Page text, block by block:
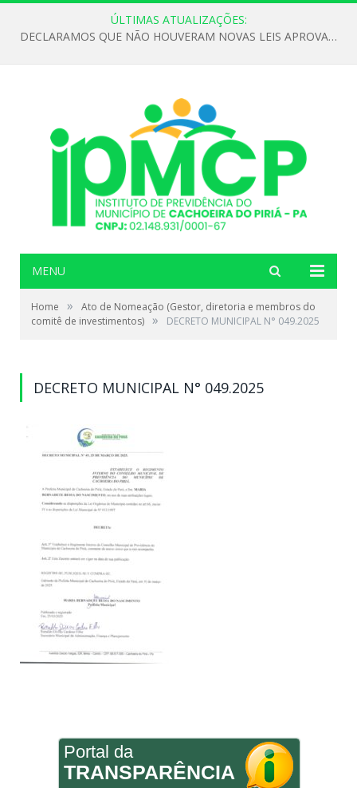
ÚLTIMAS ATUALIZAÇÕES:
DECLARAMOS QUE NÃO HOUVERAM NOVAS LEIS APROVADAS ATÉ O MOMENTO PARA O INSTITUTO DE PREVIDÊNCIA NO ANO DE 2026
MENU
Home »
Ato de Nomeação (Gestor, diretoria e membros do
comitê de investimentos) » DECRETO MUNICIPAL N° 049.2025
DECRETO MUNICIPAL N° 049.2025
Portal da
TRANSPARÊNCIA